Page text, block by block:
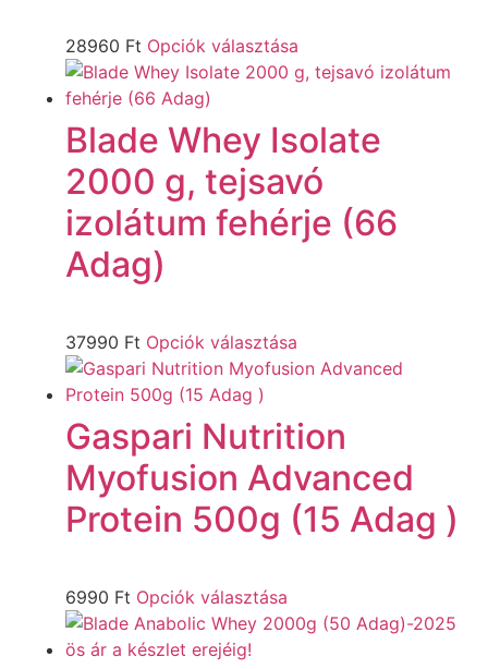
28960 Ft Opciók választása
Blade Whey Isolate
2000 g, tejsavó
izolátum fehérje (66
Adag)
37990 Ft Opciók választása
Gaspari Nutrition
Myofusion Advanced
Protein 500g (15 Adag )
6990 Ft Opciók választása